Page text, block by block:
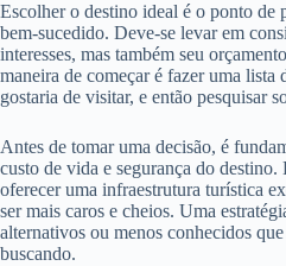
Escolher o destino ideal é o ponto de
bem-sucedido. Deve-se levar em
interesses, mas também seu
maneira de começar é fazer uma lista
gostaria de visitar, e então pesquisar
Antes de tomar uma decisão, é
custo de vida e segurança do
oferecer uma infraestrutura turística
ser mais caros e cheios. Uma
alternativos ou menos conhecidos
buscando.